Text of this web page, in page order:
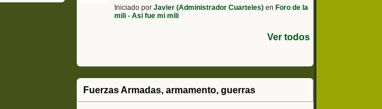
Iniciado porJavier (Administrador Cuarteles) en Foro de la
mili - Asi fue mi mili
Ver todos
Fuerzas Armadas, armamento, guerras